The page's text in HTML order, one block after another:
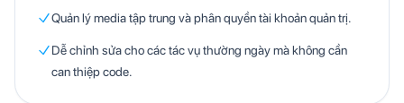
Quản lý media tập trung và phân quyền tài khoản quản trị.
Dễ chỉnh sửa cho các tác vụ thường ngày mà không cần
can thiệp code.